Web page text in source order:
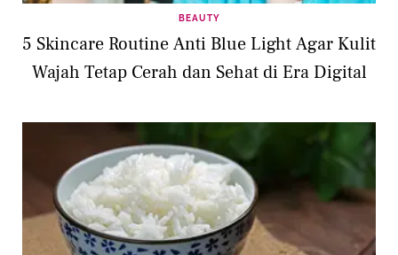
BEAUTY
5 Skincare Routine Anti Blue Light Agar Kulit
Wajah Tetap Cerah dan Sehat di Era Digital